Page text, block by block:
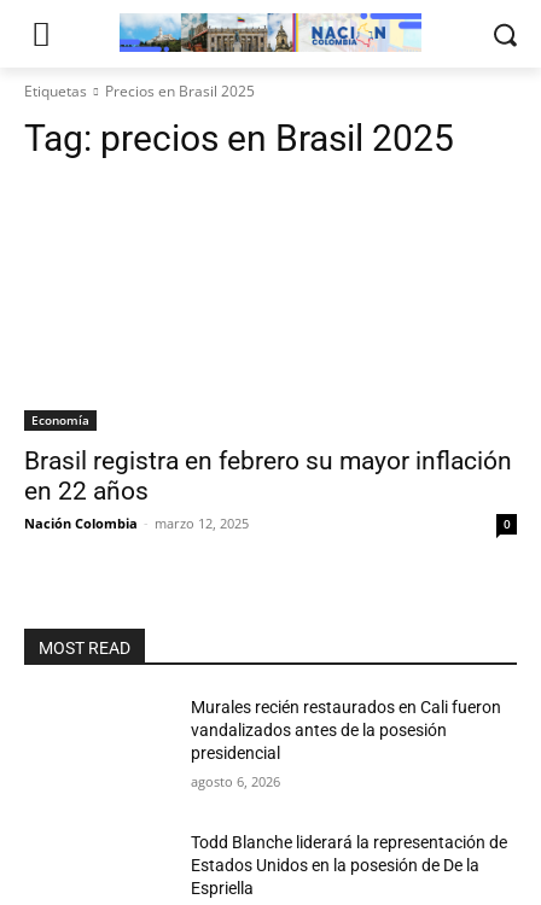
Etiquetas Precios en Brasil 2025
Tag: precios en Brasil 2025
Economía
Brasil registra en febrero su mayor inflación
en 22 años
Nación Colombia - marzo 12, 2025 0
MOST READ
Murales recién restaurados en Cali fueron
vandalizados antes de la posesión
presidencial
agosto 6, 2026
Todd Blanche liderará la representación de
Estados Unidos en la posesión de De la
Espriella